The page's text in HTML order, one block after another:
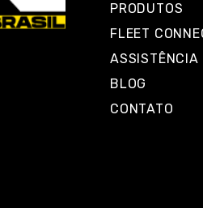
PRODUTOS
FLEET
ASSISTÊNCIA
BLOG
CONTATO